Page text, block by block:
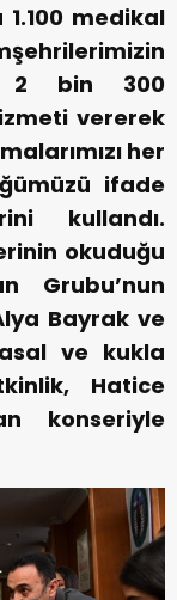
medikal
2 bin 300
vererek
her
ifade
kullandı.
okuduğu
Grubu’nun
Bayrak ve
ve kukla
Hatice
konseriyle